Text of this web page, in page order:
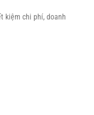
kiệm chi phí, doanh